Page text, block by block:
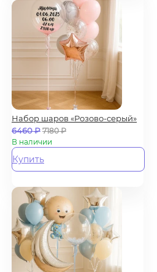
Набор шаров «Розово-серый»
6460₽ 7180₽
В наличии
Купить